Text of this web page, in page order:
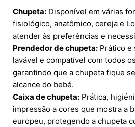
Chupeta: Disponível em várias
fisiológico, anatômico, cereja e
atender às preferências e
Prendedor de chupeta: Prático e
lavável e compatível com todos
garantindo que a chupeta fique
alcance do bebé.
Caixa de chupeta: Prática,
impressão a cores que mostra a
europeu, protegendo a chupeta